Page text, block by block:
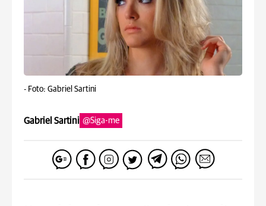
- Foto: Gabriel Sartini
Gabriel Sartini @Siga-me